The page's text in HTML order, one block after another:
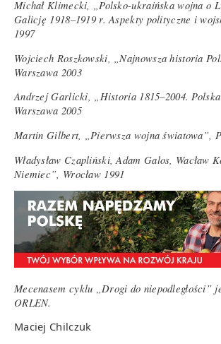
Michał Klimecki, „Polsko-ukraińska wojna o
Galicję 1918–1919 r. Aspekty polityczne i
1997
Wojciech Roszkowski, „Najnowsza historia
Warszawa 2003
Andrzej Garlicki, „Historia 1815–2004.
Warszawa 2005
Martin Gilbert, „Pierwsza wojna światowa”,
Władysław Czapliński, Adam Galos, Wacław
Niemiec”, Wrocław 1991
Mecenasem cyklu „Drogi do niepodległości”
ORLEN.
Maciej Chilczuk